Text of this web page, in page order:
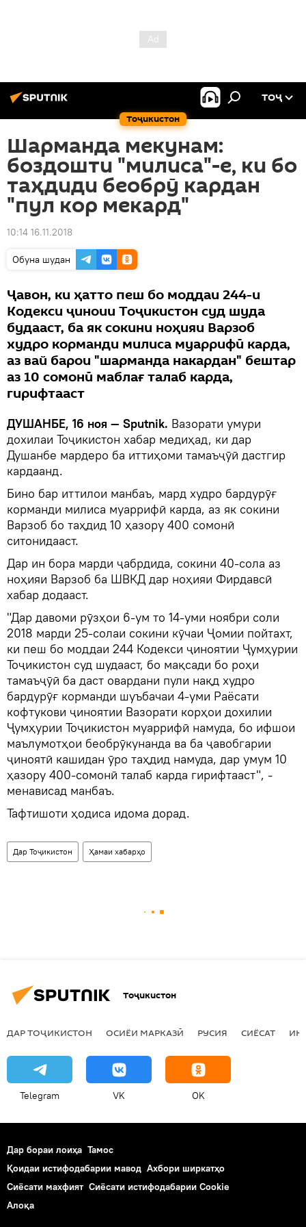
Тоҷикистон
ТОҶ
Шарманда мекунам:
боздошти "милиса"-е, ки бо
таҳдиди беобрӯ кардан
"пул кор мекард"
10:14 16.11.2018
Обуна шудан
Ҷавон, ки ҳатто пеш бо моддаи 244-и
Кодекси ҷиноии Тоҷикистон суд шуда
будааст, ба як сокини ноҳияи Варзоб
худро корманди милиса муаррифӣ карда,
аз вай барои "шарманда накардан" бештар
аз 10 сомонӣ маблағ талаб карда,
гирифтааст
ДУШАНБЕ, 16 ноя — Sputnik. Вазорати умури
дохилаи Тоҷикистон хабар медиҳад, ки дар
Душанбе мардеро ба иттиҳоми тамаъҷӯӣ дастгир
кардаанд.
Бино бар иттилои манбаъ, мард худро бардурӯғ
корманди милиса муаррифӣ карда, аз як сокини
Варзоб бо таҳдид 10 ҳазору 400 сомонӣ
ситонидааст.
Дар ин бора марди ҷабрдида, сокини 40-сола аз
ноҳияи Варзоб ба ШВКД дар ноҳияи Фирдавсӣ
хабар додааст.
"Дар давоми рӯзҳои 6-ум то 14-уми ноябри соли
2018 марди 25-солаи сокини кӯчаи Ҷомии пойтахт,
ки пеш бо моддаи 244 Кодекси ҷиноятии Ҷумҳурии
Тоҷикистон суд шудааст, бо мақсади бо роҳи
тамаъҷӯӣ ба даст овардани пули нақд худро
бардурӯғ корманди шуъбачаи 4-уми Раёсати
кофтукови ҷиноятии Вазорати корҳои дохилии
Ҷумҳурии Тоҷикистон муаррифӣ намуда, бо ифшои
маълумотҳои беобрӯкунанда ва ба ҷавобгарии
ҷиноятӣ кашидан ӯро таҳдид намуда, дар умум 10
ҳазору 400-сомонӣ талаб карда гирифтааст", -
менависад манбаъ.
Тафтишоти ҳодиса идома дорад.
Дар Тоҷикистон Ҳамаи хабарҳо
Тоҷикистон
ДАР ТОҶИКИСТОН ОСИЁИ МАРКАЗӢ РУСИЯ СИЁСАТ
Telegram VK OK
Дар бораи лоиҳа Тамос
Қоидаи истифодабарии мавод Ахбори ширкатҳо
Сиёсати махфият Сиёсати истифодабарии Cookie
Алоқа